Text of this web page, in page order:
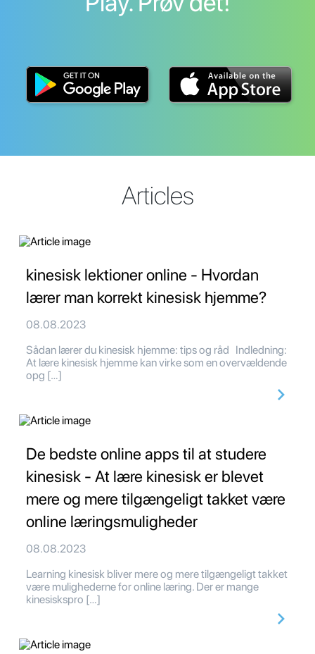
Articles
kinesisk lektioner online - Hvordan
lærer man korrekt kinesisk hjemme?
08.08.2023
Sådan lærer du kinesisk hjemme: tips og råd Indledning:
At lære kinesisk hjemme kan virke som en overvældende
opg […]
De bedste online apps til at studere
kinesisk - At lære kinesisk er blevet
mere og mere tilgængeligt takket være
online læringsmuligheder
08.08.2023
Learning kinesisk bliver mere og mere tilgængeligt takket
være mulighederne for online læring. Der er mange
kinesiskspro […]